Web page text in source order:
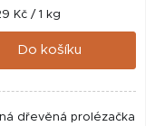
Kč / 1 kg
Do košíku
dřevěná prolézačka